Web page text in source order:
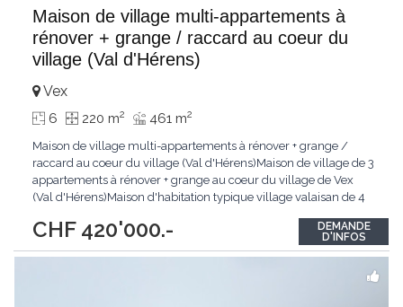
Maison de village multi-appartements à
rénover + grange / raccard au coeur du
village (Val d'Hérens)
CHF 420'000.-
Vex
6 220 m2 461 m2
Maison de village multi-appartements à rénover + grange /
raccard au coeur du village (Val d'Hérens)Maison de village de 3
appartements à rénover + grange au coeur du village de Vex
(Val d'Hérens)Maison d'habitation typique village valaisan de 4
ainsi que d'une grange indépendante avec fort potentiel de
transformation.1. Maison multi-appartements...
DEMANDE
D'INFOS